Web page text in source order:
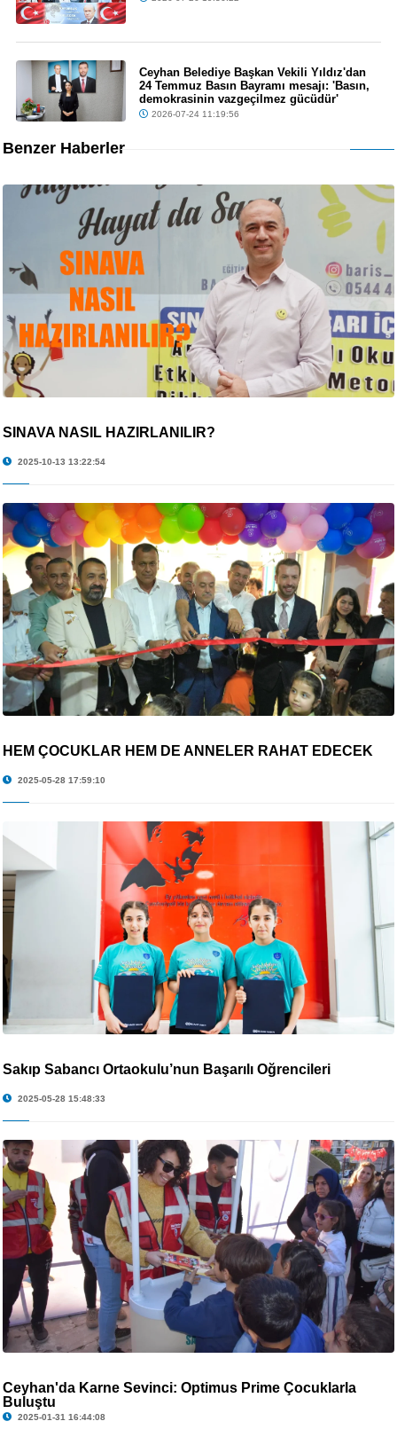
Ceyhan Belediye Başkan Vekili Yıldız'dan
24 Temmuz Basın Bayramı mesajı: 'Basın,
demokrasinin vazgeçilmez gücüdür'
2026-07-24 11:19:56
Benzer Haberler
SINAVA NASIL HAZIRLANILIR?
2025-10-13 13:22:54
HEM ÇOCUKLAR HEM DE ANNELER RAHAT EDECEK
2025-05-28 17:59:10
Sakıp Sabancı Ortaokulu’nun Başarılı Öğrencileri
2025-05-28 15:48:33
Ceyhan'da Karne Sevinci: Optimus Prime Çocuklarla
Buluştu
2025-01-31 16:44:08